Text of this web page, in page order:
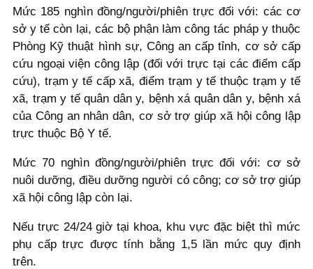
Mức 185 nghìn đồng/người/phiên trực đối với: các cơ
sở y tế còn lại, các bộ phận làm công tác pháp y thuộc
Phòng Kỹ thuật hình sự, Công an cấp tỉnh, cơ sở cấp
cứu ngoại viện công lập (đối với trực tại các điểm cấp
cứu), trạm y tế cấp xã, điểm trạm y tế thuộc trạm y tế
xã, trạm y tế quân dân y, bệnh xá quân dân y, bệnh xá
của Công an nhân dân, cơ sở trợ giúp xã hội công lập
trực thuộc Bộ Y tế.
Mức 70 nghìn đồng/người/phiên trực đối với: cơ sở
nuôi dưỡng, điều dưỡng người có công; cơ sở trợ giúp
xã hội công lập còn lại.
Nếu trực 24/24 giờ tại khoa, khu vực đặc biệt thì mức
phụ cấp trực được tính bằng 1,5 lần mức quy định
trên.